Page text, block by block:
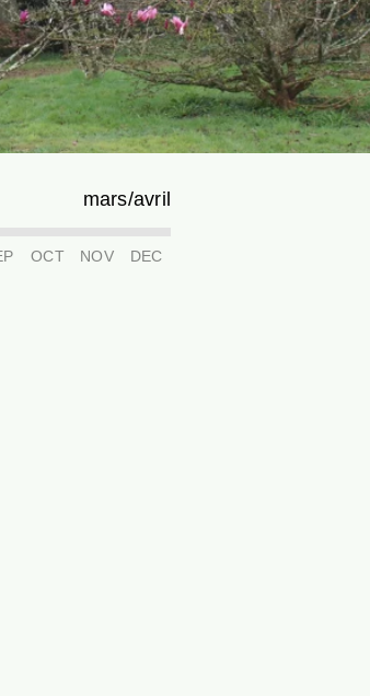
mars/avril
OCT NOV DEC